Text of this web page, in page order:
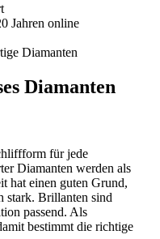
Jahren online
Diamanten
Diamanten
für jede
Diamanten werden als
hat einen guten Grund,
stark. Brillanten sind
passend. Als
bestimmt die richtige